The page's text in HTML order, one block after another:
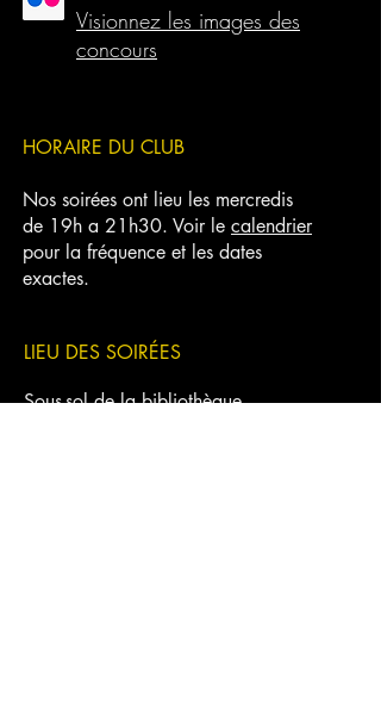
Visionnez les images des
concours
HORAIRE DU CLUB
Nos soirées ont lieu les mercredis
de 19h a 21h30. Voir le calendrier
pour la fréquence et les dates
exactes.
LIEU DES SOIRÉES
Sous-sol de la bibliothèque